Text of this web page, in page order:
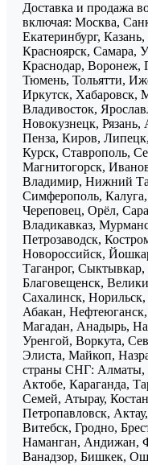
Доставка и продажа
включая: Москва,
Екатеринбург,
Красноярск, Самара,
Краснодар, Воронеж,
Тюмень, Тольятти,
Иркутск, Хабаровск,
Владивосток,
Новокузнецк,
Пенза, Киров,
Курск, Ставрополь,
Магнитогорск,
Владимир, Нижний
Симферополь,
Череповец, Орёл,
Владикавказ,
Петрозаводск,
Новороссийск,
Таганрог,
Благовещенск,
Сахалинск,
Абакан,
Магадан, Анадырь,
Уренгой, Воркута,
Элиста, Майкоп,
страны СНГ: Алматы,
Актобе, Караганда,
Семей, Атырау,
Петропавловск,
Витебск, Гродно,
Наманган, Андижан,
Ванадзор, Бишкек,